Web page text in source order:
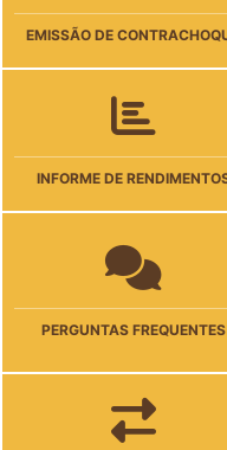
EMISSÃO DE
INFORME DE
PERGUNTAS FREQUENTES